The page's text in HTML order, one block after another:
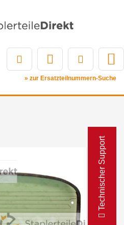
Technischer Support
» zur Ersatzteilnummern-Suche